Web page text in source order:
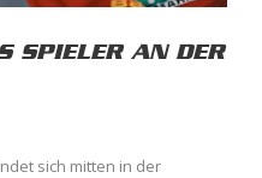
SPIELER AN DER
sich mitten in der